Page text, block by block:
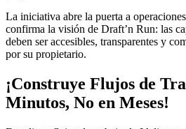
La iniciativa abre la puerta a
confirma la visión de Draft’n Run: las
deben ser accesibles, transparentes y
por su propietario.
¡Construye Flujos de
Minutos, No en Meses!